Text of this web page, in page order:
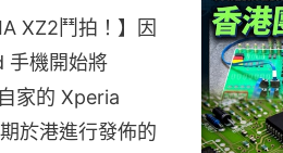
XZ2鬥拍！】因
手機開始將
家的 Xperia
於港進行發佈的